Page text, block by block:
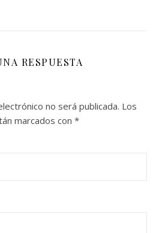
RESPUESTA
no será publicada. Los
marcados con *